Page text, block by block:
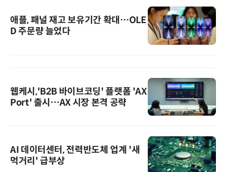
애플, 패널 재고 보유기간 확대…OLE
D 주문량 늘었다
웹케시,'B2B 바이브코딩' 플랫폼 'AX
Port' 출시…AX 시장 본격 공략
AI 데이터센터, 전력반도체 업계 '새
먹거리' 급부상